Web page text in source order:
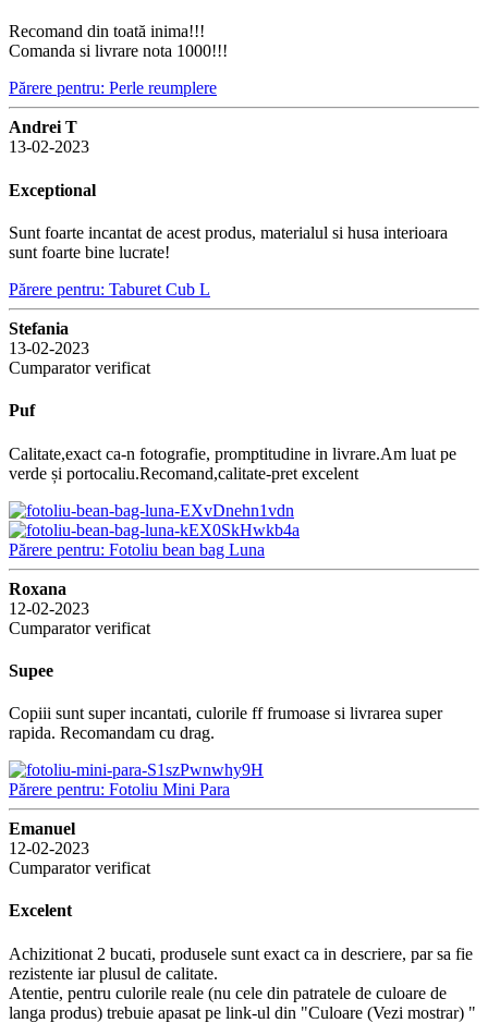
Recomand din toată inima!!!
Comanda si livrare nota 1000!!!
Părere pentru: Perle reumplere
Andrei T
13-02-2023
Exceptional
Sunt foarte incantat de acest produs, materialul si husa interioara
sunt foarte bine lucrate!
Părere pentru: Taburet Cub L
Stefania
13-02-2023
Cumparator verificat
Puf
Calitate,exact ca-n fotografie, promptitudine in livrare.Am luat pe
verde și portocaliu.Recomand,calitate-pret excelent
Părere pentru: Fotoliu bean bag Luna
Roxana
12-02-2023
Cumparator verificat
Supee
Copiii sunt super incantati, culorile ff frumoase si livrarea super
rapida. Recomandam cu drag.
Părere pentru: Fotoliu Mini Para
Emanuel
12-02-2023
Cumparator verificat
Excelent
Achizitionat 2 bucati, produsele sunt exact ca in descriere, par sa fie
rezistente iar plusul de calitate.
Atentie, pentru culorile reale (nu cele din patratele de culoare de
langa produs) trebuie apasat pe link-ul din "Culoare (Vezi mostrar) "